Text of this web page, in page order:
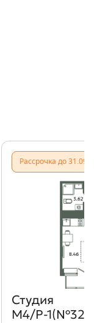
Рассрочка до
Студия
М4/Р-